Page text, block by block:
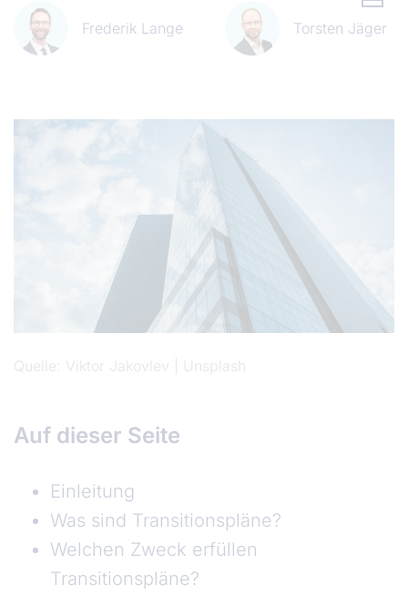
Frederik Lange Torsten Jäger
Quelle Viktor Jakovlev | Unsplash
Auf dieser Seite
Einleitung
Was sind Transitionspläne?
Welchen Zweck erfüllen
Transitionspläne?